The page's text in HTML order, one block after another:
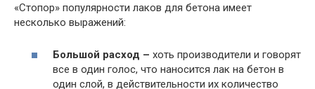
«Стопор» популярности лаков для бетона имеет
несколько выражений:
Большой расход – хоть производители и говорят
все в один голос, что наносится лак на бетон в
один слой, в действительности их количество